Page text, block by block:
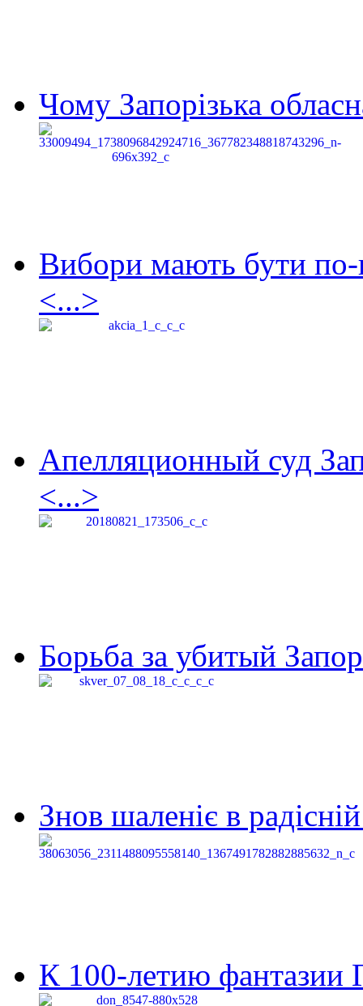
Чому Запорізька
Вибори мають бути по-
<...>
Апелляционный суд
<...>
Борьба за убитый
Знов шаленіє в
К 100-летию фантазии